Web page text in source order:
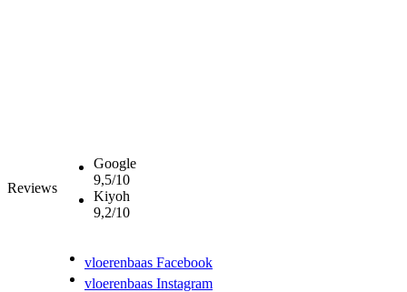
Reviews
Google
9,5/10
Kiyoh
9,2/10
vloerenbaas Facebook
vloerenbaas Instagram